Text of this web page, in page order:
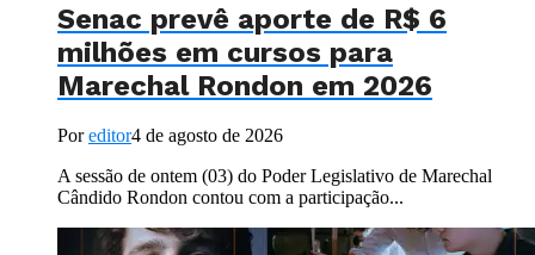
Senac prevê aporte de R$ 6
milhões em cursos para
Marechal Rondon em 2026
Poreditor4 de agosto de 2026
A sessão de ontem (03) do Poder Legislativo de Marechal
Cândido Rondon contou com a participação...